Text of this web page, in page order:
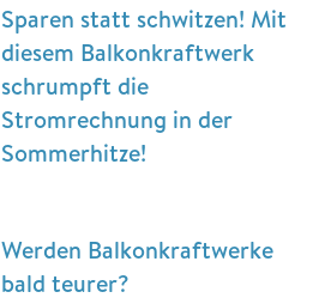
Sparen statt schwitzen! Mit
diesem Balkonkraftwerk
schrumpft die
Stromrechnung in der
Sommerhitze!
Werden Balkonkraftwerke
bald teurer?